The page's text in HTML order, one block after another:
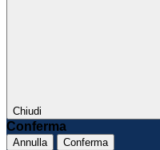
Chiudi
Conferma
Annulla Conferma